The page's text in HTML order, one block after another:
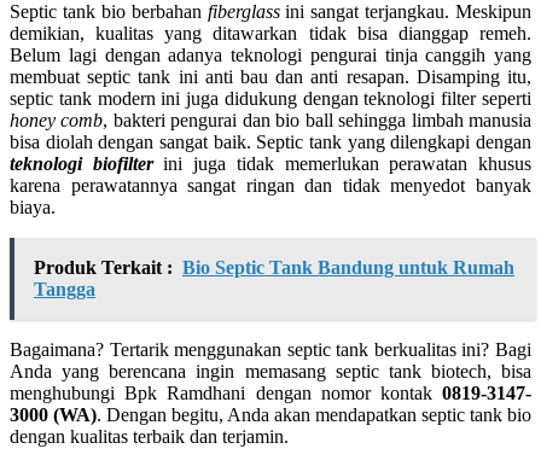
Septic tank bio berbahan fiberglassini sangat terjangkau. Meskipun
demikian, kualitas yang ditawarkan tidak bisa dianggap remeh.
Belum lagi dengan adanya teknologi pengurai tinja canggih yang
membuat septic tank ini anti bau dan anti resapan. Disamping itu,
septic tank modern ini juga didukung dengan teknologi filter seperti
honey comb, bakteri pengurai dan bio ball sehingga limbah manusia
bisa diolah dengan sangat baik. Septic tank yang dilengkapi dengan
teknologi biofilterini juga tidak memerlukan perawatan khusus
karena perawatannya sangat ringan dan tidak menyedot banyak
biaya.
Produk Terkait : Bio Septic Tank Bandung untuk Rumah
Tangga
Bagaimana? Tertarik menggunakan septic tank berkualitas ini? Bagi
Anda yang berencana ingin memasang septic tank biotech, bisa
menghubungi Bpk Ramdhani dengan nomor kontak 0819-3147-
3000 (WA). Dengan begitu, Anda akan mendapatkan septic tank bio
dengan kualitas terbaik dan terjamin.